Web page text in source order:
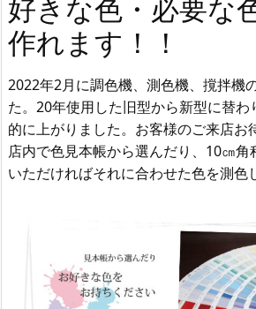
好きな色・必要な
作れます！！
2022年2月に調色機、測色機、撹拌機
た。20年使用した旧型から新型に替
的に上がりました。お客様のご来店お
店内で色見本帳から選んだり、10㎝角
いただければそれに合わせた色を測色